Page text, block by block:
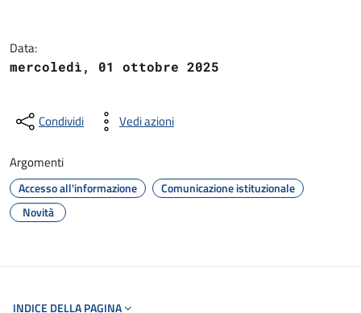
Data:
mercoledì, 01 ottobre 2025
Condividi Vedi azioni
Argomenti
Accesso all'informazione
Comunicazione istituzionale
Novità
INDICE DELLA PAGINA